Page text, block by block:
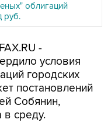
облигаций
руб.
-
условия
городских
постановлений
Собянин,
в среду.